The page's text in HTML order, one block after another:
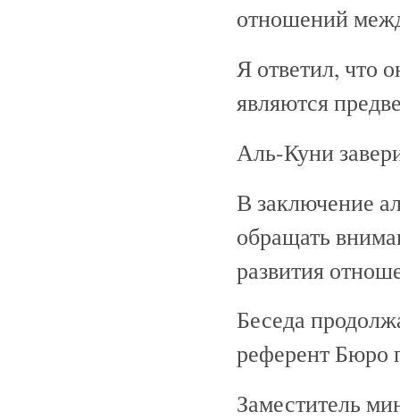
отношений
Я ответил, что
являются
Аль-Куни
В заключение
обращать
развития
Беседа
референт Бюро
Заместитель